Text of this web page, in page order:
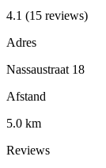
4.1 (15 reviews)
Adres
Nassaustraat 18
Afstand
5.0 km
Reviews